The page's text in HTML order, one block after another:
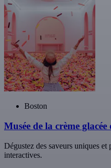
Boston
Musée de la crème glacée
Dégustez des saveurs uniques
interactives.